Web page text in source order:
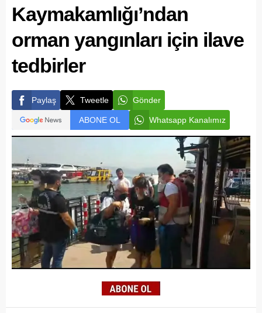
Kaymakamlığı’ndan
orman yangınları için ilave
tedbirler
Paylaş Tweetle Gönder
ABONE OL Whatsapp Kanalımız